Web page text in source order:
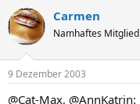
Carmen
Namhaftes Mitglied
9 Dezember 2003
@Cat-Max, @AnnKatrin: